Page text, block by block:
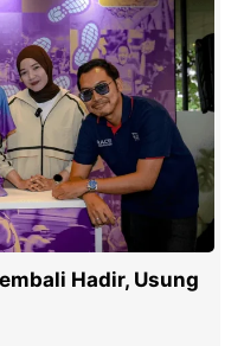
Hadir, Usung